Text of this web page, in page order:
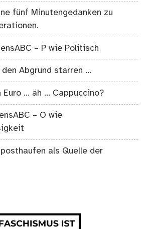
fünf Minutengedanken zu
– P wie Politisch
Abgrund starren …
Euro … äh … Cappuccino?
– O wie
als Quelle der